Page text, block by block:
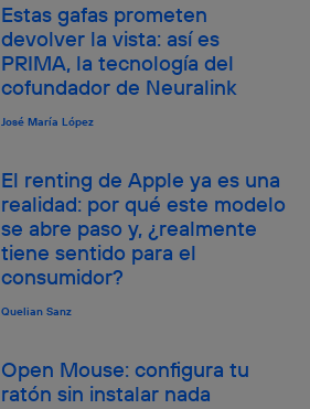
Estas gafas prometen
devolver la vista: así es
PRIMA, la tecnología del
cofundador de Neuralink
José María López
El renting de Apple ya es una
realidad: por qué este modelo
se abre paso y, ¿realmente
tiene sentido para el
consumidor?
Quelian Sanz
Open Mouse: configura tu
ratón sin instalar nada